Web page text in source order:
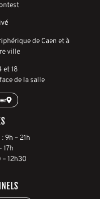
de Caen et à
ville
et 18
de la salle
: 9h – 21h
17h
–12h30